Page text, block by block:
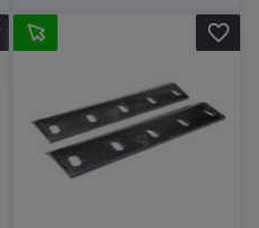
favorite_border